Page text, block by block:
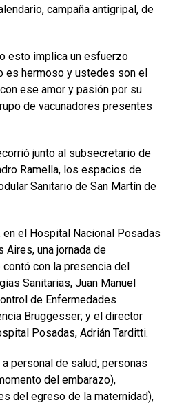
campaña antigripal, de
esto implica un esfuerzo
es hermoso y ustedes son el
ese amor y pasión por su
de vacunadores presentes
junto al subsecretario de
Ramella, los espacios de
Sanitario de San Martín de
el Hospital Nacional Posadas
Aires, una jornada de
con la presencia del
Sanitarias, Juan Manuel
de Enfermedades
Bruggesser; y el director
Posadas, Adrián Tarditti.
personal de salud, personas
del embarazo),
del egreso de la maternidad),